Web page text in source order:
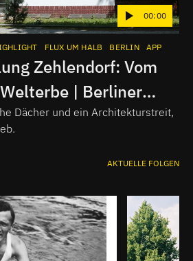
00:00
FLUX UM HALB BERLIN APP
Zehlendorf: Vom
| Berliner
Dächer und ein Architekturstreit,
AKTUELLE FOLGEN